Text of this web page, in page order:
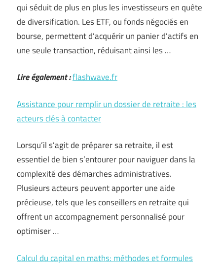
qui séduit de plus en plus les investisseurs en quête
de diversification. Les ETF, ou fonds négociés en
bourse, permettent d’acquérir un panier d’actifs en
une seule transaction, réduisant ainsi les …
Lire également :flashwave.fr
Assistance pour remplir un dossier de retraite : les
acteurs clés à contacter
Lorsqu’il s’agit de préparer sa retraite, il est
essentiel de bien s’entourer pour naviguer dans la
complexité des démarches administratives.
Plusieurs acteurs peuvent apporter une aide
précieuse, tels que les conseillers en retraite qui
offrent un accompagnement personnalisé pour
optimiser …
Calcul du capital en maths: méthodes et formules